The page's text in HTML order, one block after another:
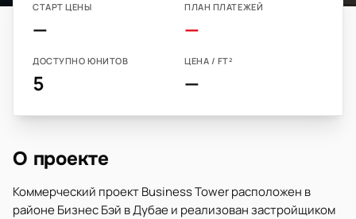
СТАРТ ЦЕНЫ
—
ПЛАН ПЛАТЕЖЕЙ
—
ДОСТУПНО ЮНИТОВ
5
ЦЕНА / FT²
—
О проекте
Коммерческий проект Business Tower расположен в
районе Бизнес Бэй в Дубае и реализован застройщиком